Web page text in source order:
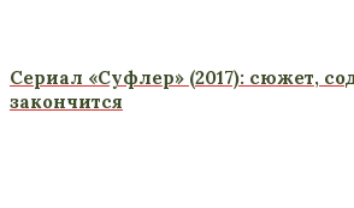
Сериал «Суфлер» (2017): сюжет,
закончится